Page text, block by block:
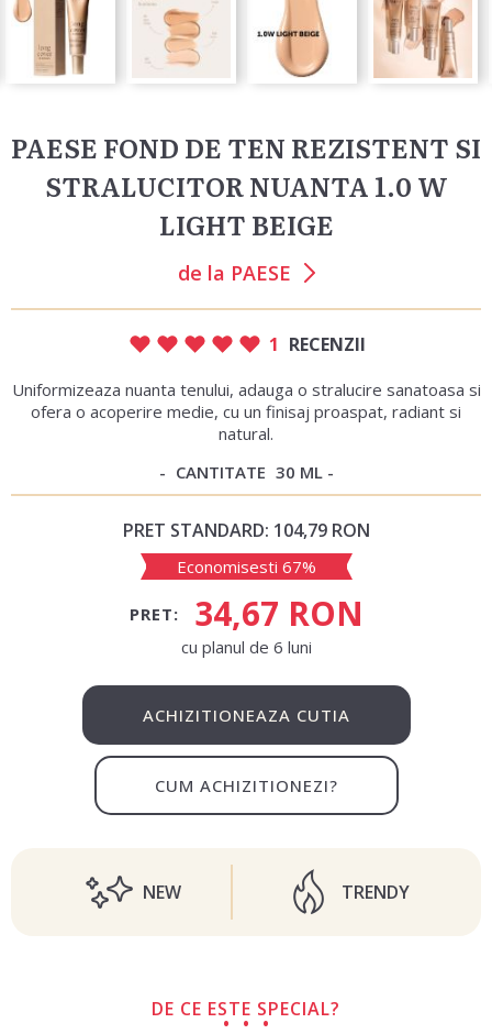
PAESE FOND DE TEN REZISTENT SI
STRALUCITOR NUANTA 1.0 W
LIGHT BEIGE
de la PAESE
1 RECENZII
Uniformizeaza nuanta tenului, adauga o stralucire sanatoasa si
ofera o acoperire medie, cu un finisaj proaspat, radiant si
natural.
CANTITATE 30 ML
PRET STANDARD: 104,79 RON
Economisesti 67%
PRET: 34,67 RON
сu planul de 6 luni
ACHIZITIONEAZA CUTIA
CUM ACHIZITIONEZI?
NEW TRENDY
DE CE ESTE SPECIAL?